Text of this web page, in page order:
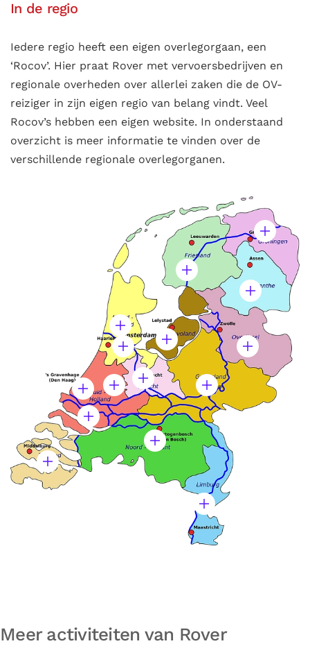
In de regio
Iedere regio heeft een eigen overlegorgaan, een
‘Rocov’. Hier praat Rover met vervoersbedrijven en
regionale overheden over allerlei zaken die de OV-
reiziger in zijn eigen regio van belang vindt. Veel
Rocov’s hebben een eigen website. In onderstaand
overzicht is meer informatie te vinden over de
verschillende regionale overlegorganen.
Meer activiteiten van Rover